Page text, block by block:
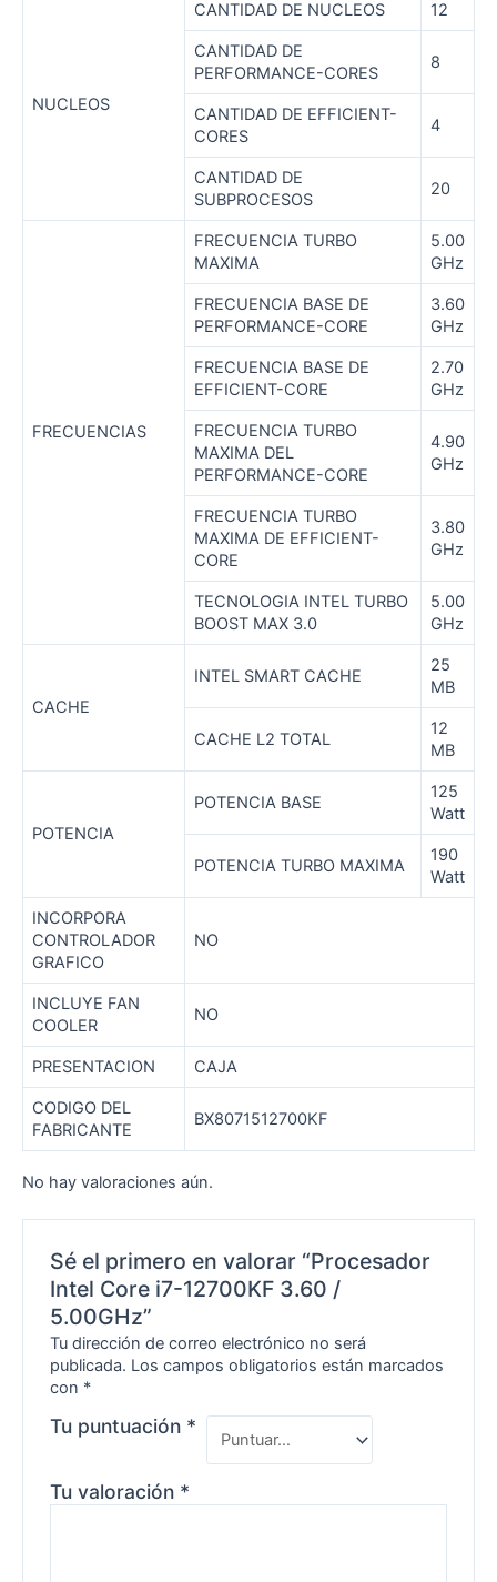
NUCLEOS
CANTIDAD DE NUCLEOS 12
CANTIDAD DE
PERFORMANCE-CORES
8
CANTIDAD DE EFFICIENT-
CORES
4
CANTIDAD DE
SUBPROCESOS
20
FRECUENCIAS
FRECUENCIA TURBO
MAXIMA
5.00
GHz
FRECUENCIA BASE DE
PERFORMANCE-CORE
3.60
GHz
FRECUENCIA BASE DE
EFFICIENT-CORE
2.70
GHz
FRECUENCIA TURBO
MAXIMA DEL
PERFORMANCE-CORE
4.90
GHz
FRECUENCIA TURBO
MAXIMA DE EFFICIENT-
CORE
3.80
GHz
TECNOLOGIA INTEL TURBO
BOOST MAX 3.0
5.00
GHz
CACHE
INTEL SMART CACHE
25
MB
CACHE L2 TOTAL
12
MB
POTENCIA
POTENCIA BASE
125
Watt
POTENCIA TURBO MAXIMA
190
Watt
INCORPORA
CONTROLADOR
GRAFICO
NO
INCLUYE FAN
COOLER
NO
PRESENTACION CAJA
CODIGO DEL
FABRICANTE
BX8071512700KF
No hay valoraciones aún.
Sé el primero en valorar “Procesador
Intel Core i7-12700KF 3.60 /
5.00GHz”
Tu dirección de correo electrónico no será
publicada. Los campos obligatorios están marcados
con *
Tu puntuación *
Tu valoración *